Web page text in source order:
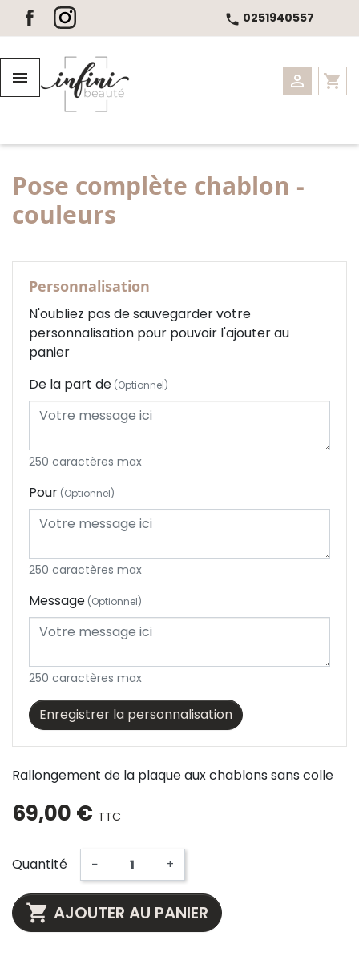
call 0251940557
  shopping_cart
Pose complète chablon -
couleurs
Personnalisation
N'oubliez pas de sauvegarder votre
personnalisation pour pouvoir l'ajouter au
panier
De la part de (Optionnel)
250 caractères max
Pour (Optionnel)
250 caractères max
Message (Optionnel)
250 caractères max
Enregistrer la personnalisation
Rallongement de la plaque aux chablons sans colle
69,00 € TTC
Quantité − +
 AJOUTER AU PANIER
Les soins du corps
Nos massages bien-être
Les soins du visage
Cabine Duo, Hammam et SPA
Minceur
Maquillage, Cils et Regard
Epilations
Beauté mains et pieds
Onglerie
Epilation définitive
Enfants / Ados
Panneau de gestion des cookies